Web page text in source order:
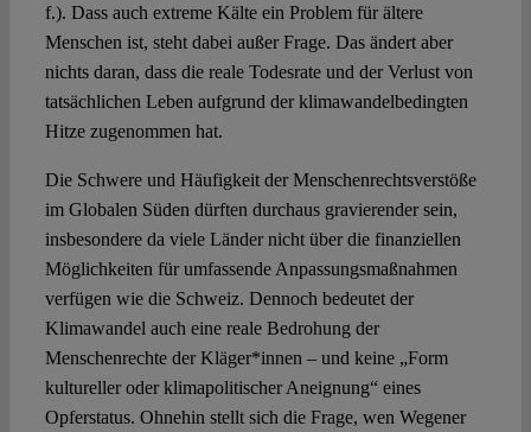
f.). Dass auch extreme Kälte ein Problem für ältere
Menschen ist, steht dabei außer Frage. Das ändert aber
nichts daran, dass die reale Todesrate und der Verlust von
tatsächlichen Leben aufgrund der klimawandelbedingten
Hitze zugenommen hat.
Die Schwere und Häufigkeit der Menschenrechtsverstöße
im Globalen Süden dürften durchaus gravierender sein,
insbesondere da viele Länder nicht über die finanziellen
Möglichkeiten für umfassende Anpassungsmaßnahmen
verfügen wie die Schweiz. Dennoch bedeutet der
Klimawandel auch eine reale Bedrohung der
Menschenrechte der Kläger*innen – und keine „Form
kultureller oder klimapolitischer Aneignung“ eines
Opferstatus. Ohnehin stellt sich die Frage, wen Wegener